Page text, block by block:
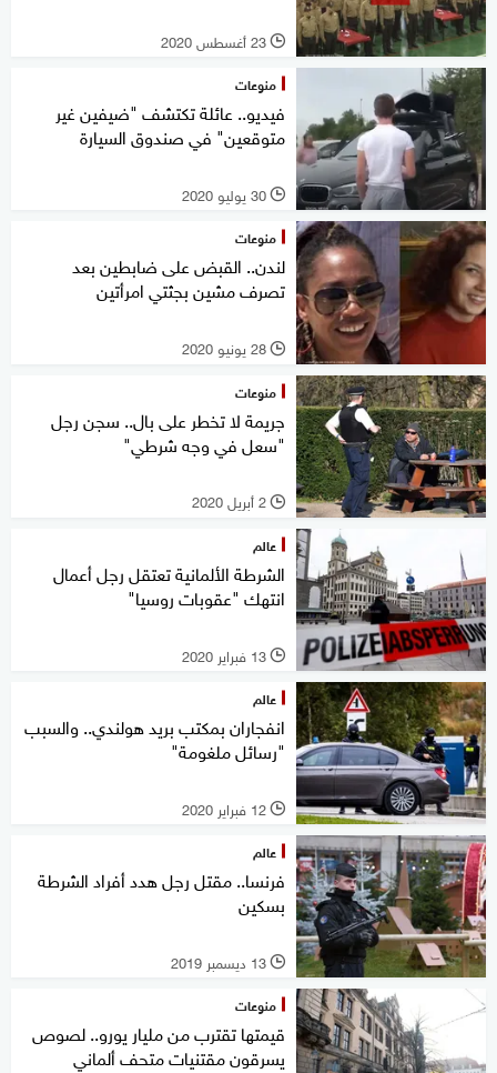
l 23 أغسطس 2020
منوعات
فيديو.. عائلة تكتشف "ضيفين غير
متوقعين" في صندوق السيارة
l 30 يوليو 2020
منوعات
لندن.. القبض على ضابطين بعد
تصرف مشين بجثتي امرأتين
l 28 يونيو 2020
منوعات
جريمة لا تخطر على بال.. سجن رجل
"سعل في وجه شرطي"
l 2 أبريل 2020
عالم
الشرطة الألمانية تعتقل رجل أعمال
انتهك "عقوبات روسيا"
l 13 فبراير 2020
عالم
انفجاران بمكتب بريد هولندي.. والسبب
"رسائل ملغومة"
l 12 فبراير 2020
عالم
فرنسا.. مقتل رجل هدد أفراد الشرطة
بسكين
l 13 ديسمبر 2019
منوعات
قيمتها تقترب من مليار يورو.. لصوص
يسرقون مقتنيات متحف ألماني